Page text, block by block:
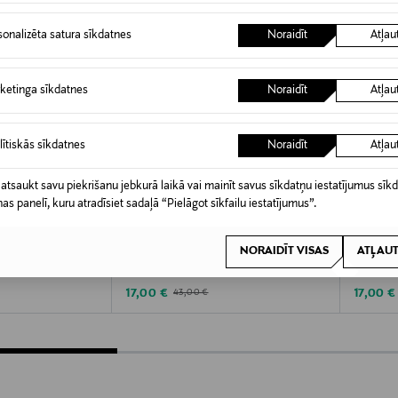
satura sīkdatnes Noraidīt
sīkdatnes Noraidīt
sīkdatnes Noraidīt
atsaukt savu piekrišanu jebkurā laikā vai mainīt savus sīkdatņu iestatījumus
panelī, kuru atradīsiet sadaļā “Pielāgot sīkfailu iestatījumus”.
NORAIDĪT VISAS
60%
IZPĀRDOŠANA 60%
PERNILLE CORYDON
Love Letter W kulons
Discounted Price
17,00 € Original Price
43,00 €
Love
17,00 €